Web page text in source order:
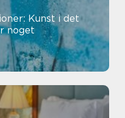
Kunst i det
noget